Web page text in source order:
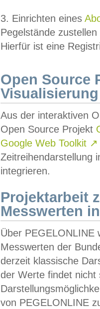
3. Einrichten eines
Pegelstände
Hierfür ist eine
Open Source
Visualisierung
Aus der interaktiven
Open Source Projekt
Google Web Toolkit ↗
Zeitreihendarstellung
integrieren.
Projektarbeit
Messwerten
Über PEGELONLINE
Messwerten der
derzeit klassische
der Werte findet
von PEGELONLINE